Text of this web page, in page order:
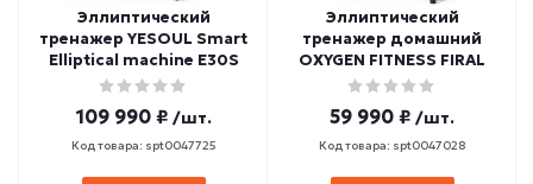
Эллиптический
тренажер YESOUL Smart
Elliptical machine E30S
109 990 ₽ /шт.
Код товара: spt0047725
Эллиптический
тренажер домашний
OXYGEN FITNESS FIRAL
59 990 ₽ /шт.
Код товара: spt0047028